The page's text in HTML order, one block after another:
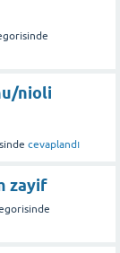
nioli
cevaplandı
zayif